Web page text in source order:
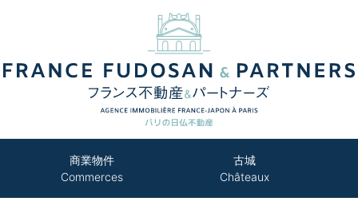
商業物件
Commerces
古城
Châteaux